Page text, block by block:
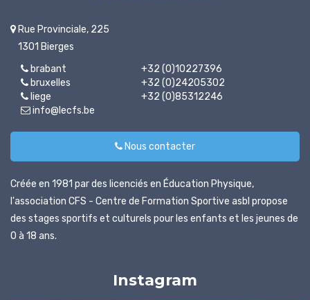
Rue Provinciale, 225
1301 Bierges
brabant
+32 (0)10227396
bruxelles
+32 (0)24205302
liege
+32 (0)85312246
info@lecfs.be
Nous contacter
Créée en 1981 par des licenciés en Éducation Physique,
l'association CFS - Centre de Formation Sportive asbl propose
des stages sportifs et culturels pour les enfants et les jeunes de
0 à 18 ans.
Instagram